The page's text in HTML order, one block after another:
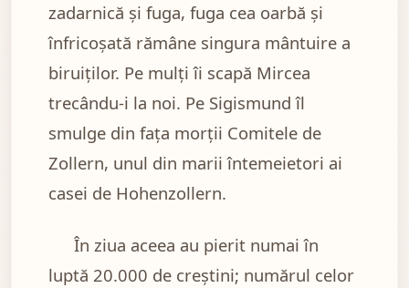
zadarnică și fuga, fuga cea oarbă și
înfricoșată rămâne singura mântuire a
biruiților. Pe mulți îi scapă Mircea
trecându-i la noi. Pe Sigismund îl
smulge din fața morții Comitele de
Zollern, unul din marii întemeietori ai
casei de Hohenzollern.
În ziua aceea au pierit numai în
luptă 20.000 de creștini; numărul celor